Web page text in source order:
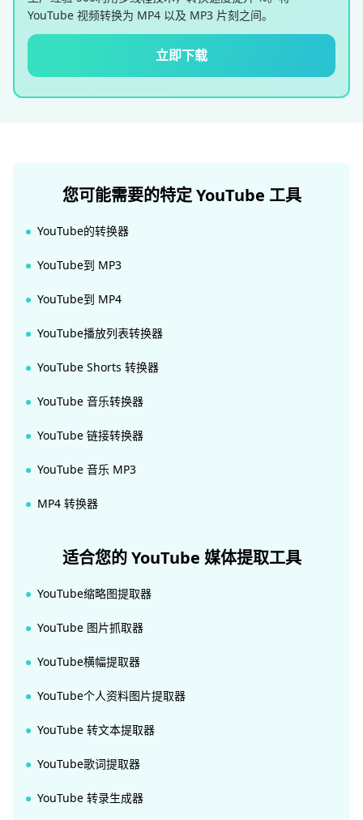
YouTube 视频转换为 MP4 以及 MP3 片刻之间。
立即下载
您可能需要的特定 YouTube 工具
YouTube的转换器
YouTube到 MP3
YouTube到 MP4
YouTube播放列表转换器
YouTube Shorts 转换器
YouTube 音乐转换器
YouTube 链接转换器
YouTube 音乐 MP3
MP4 转换器
适合您的 YouTube 媒体提取工具
YouTube缩略图提取器
YouTube 图片抓取器
YouTube横幅提取器
YouTube个人资料图片提取器
YouTube 转文本提取器
YouTube歌词提取器
YouTube 转录生成器